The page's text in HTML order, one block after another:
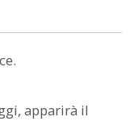
apparirà il